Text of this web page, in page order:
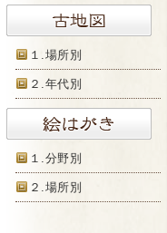
１.場所別
２.年代別
１.分野別
２.場所別